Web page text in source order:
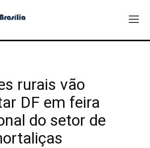
rurais vão
DF em feira
do setor de